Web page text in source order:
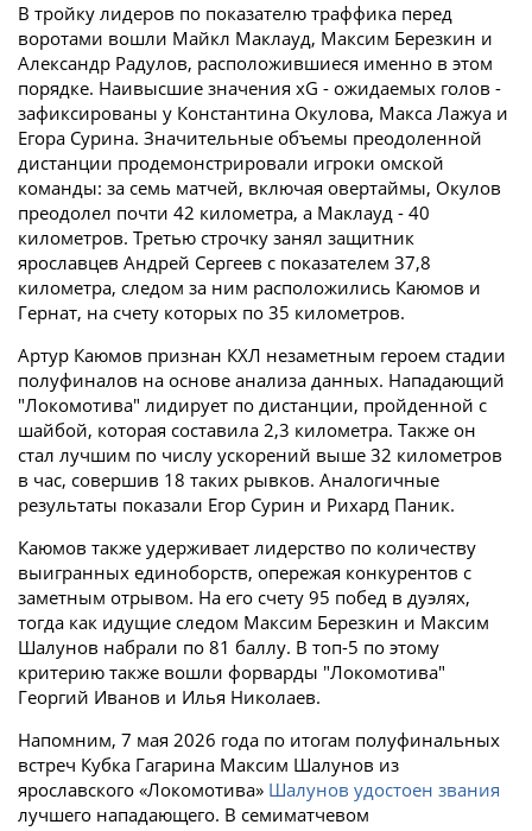
В тройку лидеров по показателю траффика перед
воротами вошли Майкл Маклауд, Максим Березкин и
Александр Радулов, расположившиеся именно в этом
порядке. Наивысшие значения xG - ожидаемых голов -
зафиксированы у Константина Окулова, Макса Лажуа и
Егора Сурина. Значительные объемы преодоленной
дистанции продемонстрировали игроки омской
команды: за семь матчей, включая овертаймы, Окулов
преодолел почти 42 километра, а Маклауд - 40
километров. Третью строчку занял защитник
ярославцев Андрей Сергеев с показателем 37,8
километра, следом за ним расположились Каюмов и
Гернат, на счету которых по 35 километров.
Артур Каюмов признан КХЛ незаметным героем стадии
полуфиналов на основе анализа данных. Нападающий
"Локомотива" лидирует по дистанции, пройденной с
шайбой, которая составила 2,3 километра. Также он
стал лучшим по числу ускорений выше 32 километров
в час, совершив 18 таких рывков. Аналогичные
результаты показали Егор Сурин и Рихард Паник.
Каюмов также удерживает лидерство по количеству
выигранных единоборств, опережая конкурентов с
заметным отрывом. На его счету 95 побед в дуэлях,
тогда как идущие следом Максим Березкин и Максим
Шалунов набрали по 81 баллу. В топ-5 по этому
критерию также вошли форварды "Локомотива"
Георгий Иванов и Илья Николаев.
Напомним, 7 мая 2026 года по итогам полуфинальных
встреч Кубка Гагарина Максим Шалунов из
ярославского «Локомотива» Шалунов удостоен звания
лучшего нападающего. В семиматчевом